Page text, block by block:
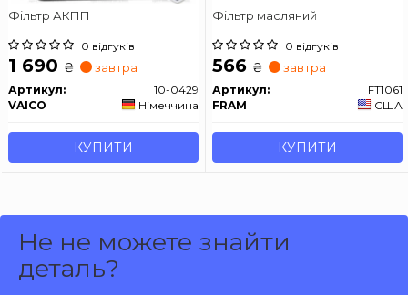
Фільтр АКПП
0 відгуків
1 690 ₴ завтра
Артикул:
10-0429
VAICO
Німеччина
КУПИТИ
Фільтр масляний
0 відгуків
566 ₴ завтра
Артикул:
FT1061
FRAM
США
КУПИТИ
Не не можете знайти
деталь?